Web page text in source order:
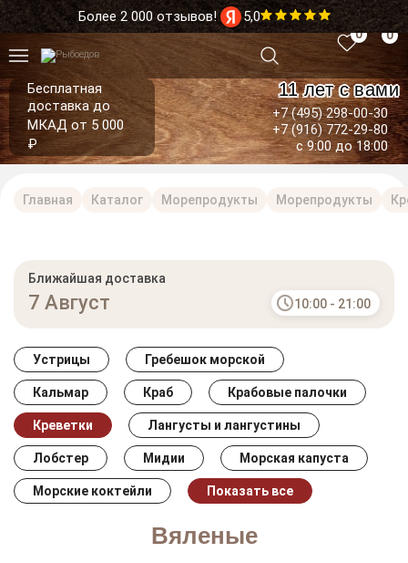
Более 2 000 отзывов! 5,0
Бесплатная
доставка до
МКАД от 5 000
₽
11 лет с вами
+7 (495) 298-00-30
+7 (916) 772-29-80
с 9:00 до 18:00
0 0
Главная Каталог Морепродукты Морепродукты
Вяленые
Устрицы Гребешок морской
Кальмар Краб Крабовые палочки
Креветки Лангусты и лангустины
Лобстер Мидии Морская капуста
Морские коктейли Показать все
Ближайшая доставка
7 Август 10:00 - 21:00